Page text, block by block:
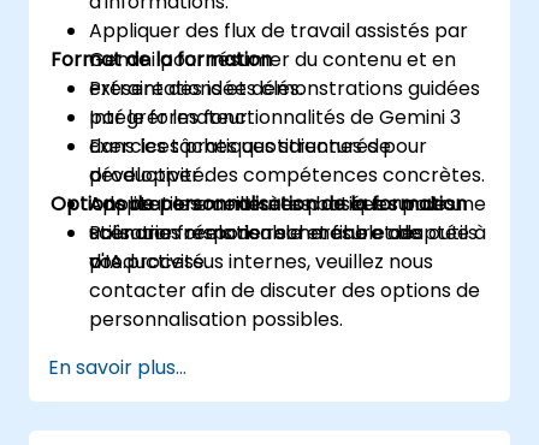
Appliquer des flux de travail assistés par
Gemini pour résumer du contenu et en
extraire des idées clés.
Intégrer les fonctionnalités de Gemini 3
dans les tâches quotidiennes de
productivité.
Adopter les meilleures pratiques pour une
utilisation responsable et fiable des outils
d'IA.
Format de la formation
Présentations et démonstrations guidées
par le formateur.
Exercices pratiques structurés pour
développer des compétences concrètes.
Applications concrètes basées sur des
scénarios réels de recherche et de
productivité.
Options de personnalisation de la formation
Pour une formation sur mesure adaptée à
vos processus internes, veuillez nous
contacter afin de discuter des options de
personnalisation possibles.
En savoir plus...